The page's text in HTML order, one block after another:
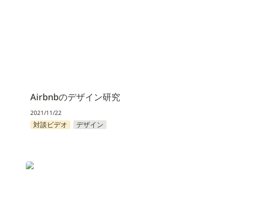
Airbnbのデザイン研究
2021/11/22
対談ビデオ デザイン
麻雀攻略の数学